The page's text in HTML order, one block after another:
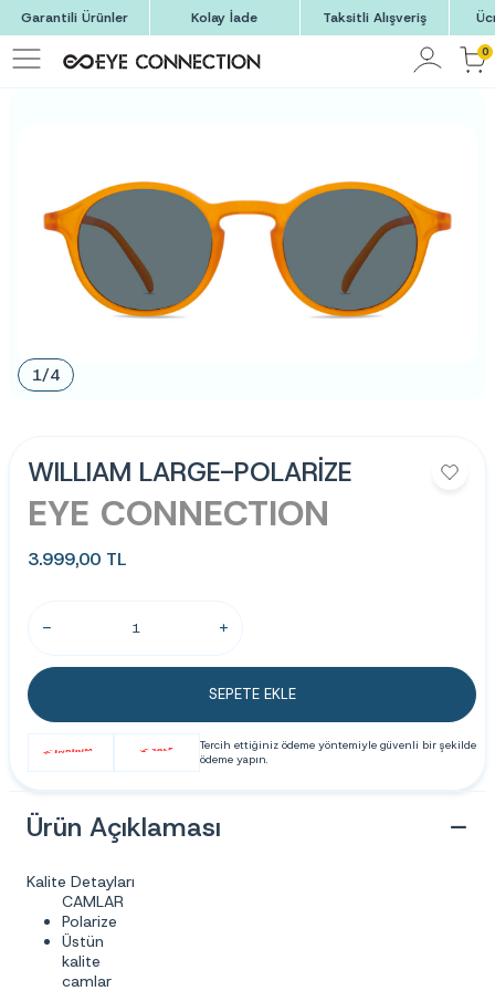
Garantili Ürünler Kolay İade Taksitli Alışveriş
0
1/4
WILLIAM LARGE-POLARİZE
EYE CONNECTION
3.999,00 TL
SEPETE EKLE
Tercih ettiğiniz ödeme yöntemiyle güvenli bir şekilde
ödeme yapın.
Ürün Açıklaması
Kalite Detayları
CAMLAR
Polarize
Üstün
kalite
camlar